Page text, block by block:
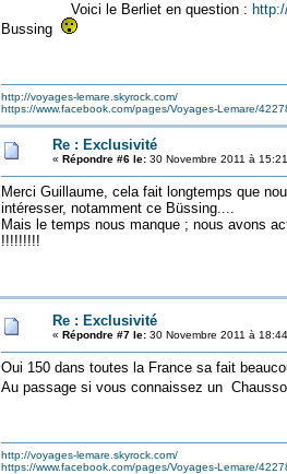
Voici le Berliet en question :
Bussing
http://voyages-lemare.skyrock.com/
https://www.facebook.com/pages/Voyages-Lemare/
Re : Exclusivité
« Répondre #6 le:30 Novembre 2011 à
Merci Guillaume, cela fait longtemps que
intéresser, notamment ce Büssing....
Mais le temps nous manque ; nous avons
!!!!!!!!!
Re : Exclusivité
« Répondre #7 le:30 Novembre 2011 à
Oui 150 dans toutes la France sa fait
Au passage si vous connaissez un
http://voyages-lemare.skyrock.com/
https://www.facebook.com/pages/Voyages-Lemare/